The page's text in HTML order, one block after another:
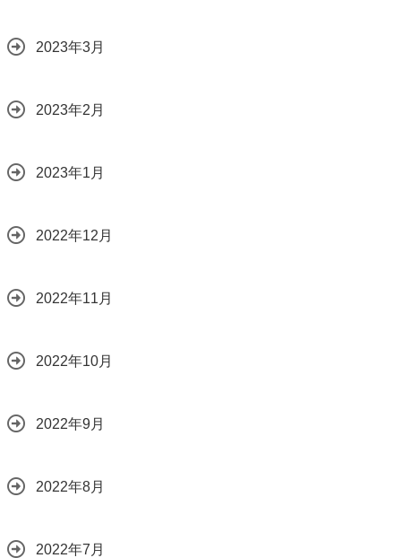
2023年3月
2023年2月
2023年1月
2022年12月
2022年11月
2022年10月
2022年9月
2022年8月
2022年7月